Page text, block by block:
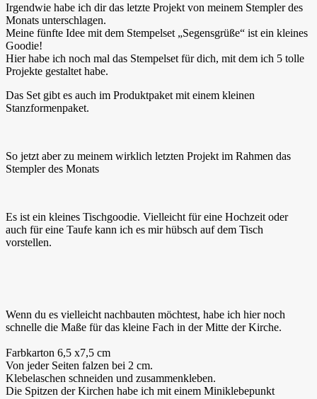
Irgendwie habe ich dir das letzte Projekt von meinem Stempler des
Monats unterschlagen.
Meine fünfte Idee mit dem Stempelset „Segensgrüße“ ist ein kleines
Goodie!
Hier habe ich noch mal das Stempelset für dich, mit dem ich 5 tolle
Projekte gestaltet habe.
Das Set gibt es auch im Produktpaket mit einem kleinen
Stanzformenpaket.
So jetzt aber zu meinem wirklich letzten Projekt im Rahmen das
Stempler des Monats
Es ist ein kleines Tischgoodie. Vielleicht für eine Hochzeit oder
auch für eine Taufe kann ich es mir hübsch auf dem Tisch
vorstellen.
Wenn du es vielleicht nachbauten möchtest, habe ich hier noch
schnelle die Maße für das kleine Fach in der Mitte der Kirche.
Farbkarton 6,5 x7,5 cm
Von jeder Seiten falzen bei 2 cm.
Klebelaschen schneiden und zusammenkleben.
Die Spitzen der Kirchen habe ich mit einem Miniklebepunkt